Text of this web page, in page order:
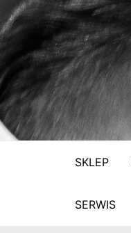
SKLEP
SERWIS